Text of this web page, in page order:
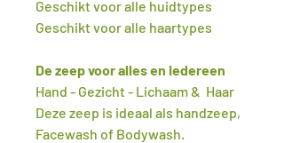
Geschikt voor alle huidtypes
Geschikt voor alle haartypes
De zeep voor alles en iedereen
Hand - Gezicht - Lichaam & Haar
Deze zeep is ideaal als handzeep,
Facewash of Bodywash.